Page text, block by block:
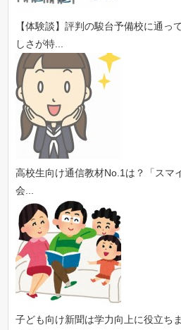
【体験談】評判の駿台予備校に通っ
しさが特...
高校生向け通信教材No.1は？「スマ
会...
子ども向け新聞は学力向上に役立ち